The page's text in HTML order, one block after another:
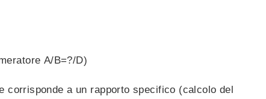
A/B=?/D)
corrisponde a un rapporto specifico (calcolo del